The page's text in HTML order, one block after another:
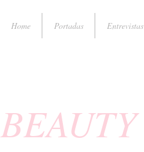
Home Portadas Entrevistas
BEAUTY